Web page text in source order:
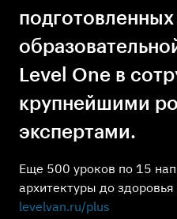
подготовленных
Level One в
крупнейшими
экспертами.
Еще 500 уроков по 15
архитектуры до
levelvan.ru/plus